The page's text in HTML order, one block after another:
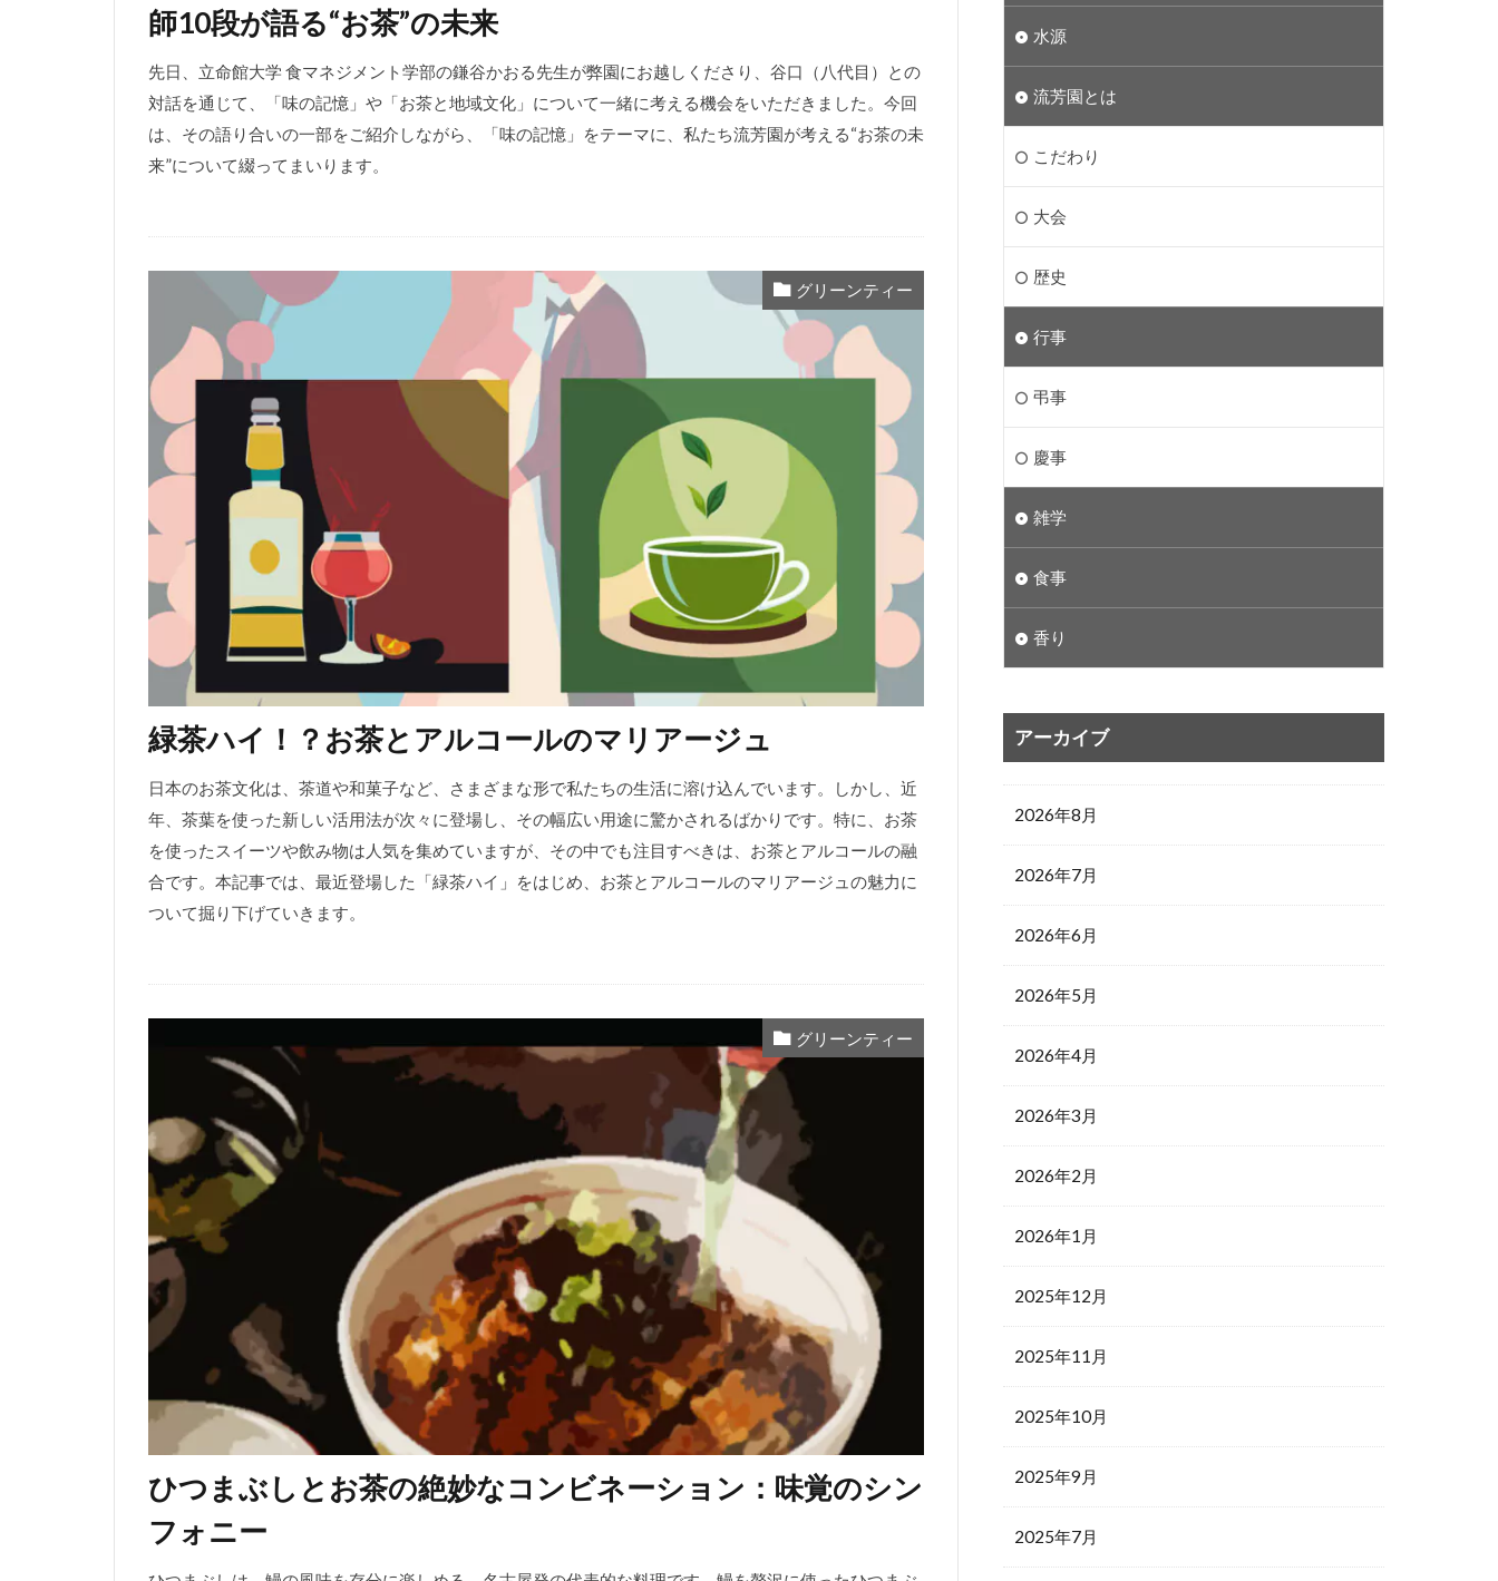
師10段が語る“お茶”の未来
先日、立命館大学 食マネジメント学部の鎌谷かおる先生が弊園にお越しくださり、谷口（八代目）との
対話を通じて、「味の記憶」や「お茶と地域文化」について一緒に考える機会をいただきました。今回
は、その語り合いの一部をご紹介しながら、「味の記憶」をテーマに、私たち流芳園が考える“お茶の未
来”について綴ってまいります。
グリーンティー
緑茶ハイ！？お茶とアルコールのマリアージュ
日本のお茶文化は、茶道や和菓子など、さまざまな形で私たちの生活に溶け込んでいます。しかし、近
年、茶葉を使った新しい活用法が次々に登場し、その幅広い用途に驚かされるばかりです。特に、お茶
を使ったスイーツや飲み物は人気を集めていますが、その中でも注目すべきは、お茶とアルコールの融
合です。本記事では、最近登場した「緑茶ハイ」をはじめ、お茶とアルコールのマリアージュの魅力に
ついて掘り下げていきます。
グリーンティー
ひつまぶしとお茶の絶妙なコンビネーション：味覚のシン
フォニー
水源
流芳園とは
こだわり
大会
歴史
行事
弔事
慶事
雑学
食事
香り
アーカイブ
2026年8月
2026年7月
2026年6月
2026年5月
2026年4月
2026年3月
2026年2月
2026年1月
2025年12月
2025年11月
2025年10月
2025年9月
2025年7月